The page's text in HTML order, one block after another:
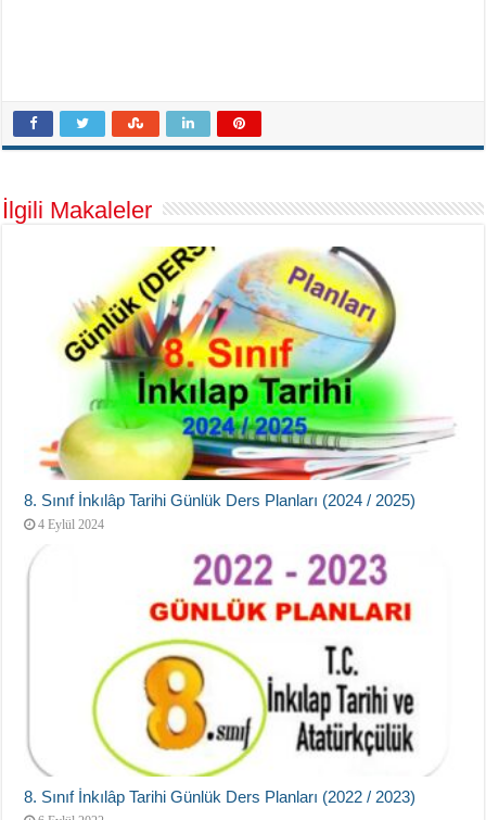
İlgili Makaleler
8. Sınıf İnkılâp Tarihi Günlük Ders Planları (2024 / 2025)
4 Eylül 2024
8. Sınıf İnkılâp Tarihi Günlük Ders Planları (2022 / 2023)